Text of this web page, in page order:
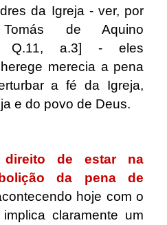
da Igreja - ver, por
de Aquino
Q.11, a.3] - eles
merecia a pena
a fé da Igreja,
e do povo de Deus.
de estar na
da pena de
hoje com o
claramente um